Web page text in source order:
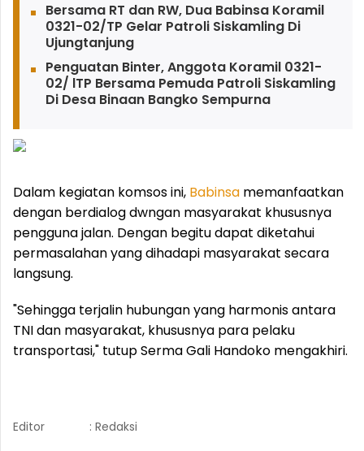
Bersama RT dan RW, Dua Babinsa Koramil
0321-02/TP Gelar Patroli Siskamling Di
Ujungtanjung
Penguatan Binter, Anggota Koramil 0321-
02/ lTP Bersama Pemuda Patroli Siskamling
Di Desa Binaan Bangko Sempurna
Dalam kegiatan komsos ini, Babinsa memanfaatkan
dengan berdialog dwngan masyarakat khususnya
pengguna jalan. Dengan begitu dapat diketahui
permasalahan yang dihadapi masyarakat secara
langsung.
"Sehingga terjalin hubungan yang harmonis antara
TNI dan masyarakat, khususnya para pelaku
transportasi," tutup Serma Gali Handoko mengakhiri.
Editor : Redaksi